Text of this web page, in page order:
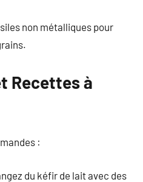
non métalliques pour
Recettes à
:
du kéfir de lait avec des